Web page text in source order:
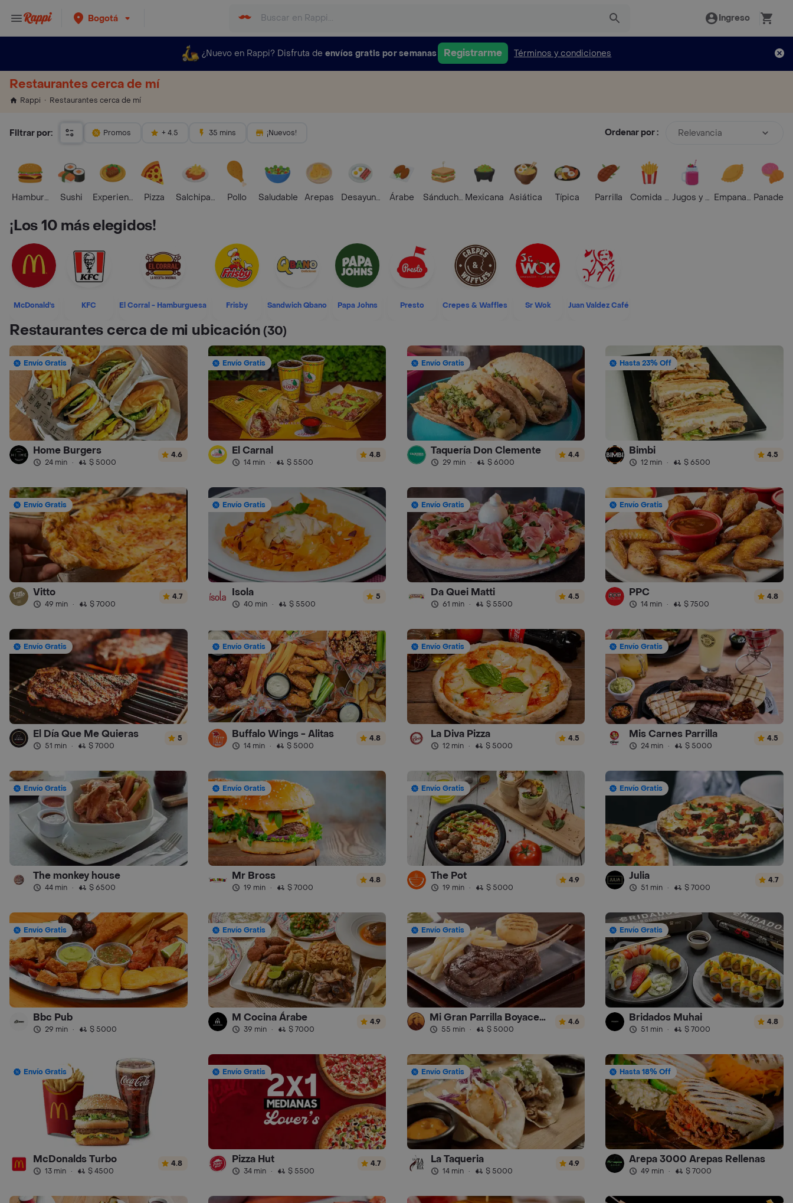
Bogotá Ingreso
¿Nuevo en Rappi? Disfruta de envíos gratis por semanas Registrarme Términos y condiciones
Restaurantes cerca de mí
Rappi Restaurantes cerca de mí
Filtrar por: Promos + 4.5 35 mins ¡Nuevos! Ordenar por : Relevancia
HamburguesaSushi Experiencias Foodies
Pizza Salchipapas Pollo Saludable Arepas Desayunos Árabe SánduchesMexicana Asiática Típica Parrilla Comida RápidaJugos y BatidosEmpanadasPanadería
¡Los 10 más elegidos!
McDonald's KFC El Corral - Hamburguesa Frisby Sandwich Qbano Papa Johns Presto Crepes & Waffles Sr Wok Juan Valdez Café
Restaurantes cerca de mi ubicación(30)
Envío Gratis
Home Burgers
24 min · $ 5000
4.6
Envío Gratis
El Carnal
14 min · $ 5500
4.8
Envío Gratis
Taquería Don Clemente
29 min · $ 6000
4.4
Hasta 23% Off
Bimbi
12 min · $ 6500
4.5
Envío Gratis
Vitto
49 min · $ 7000
4.7
Envío Gratis
Isola
40 min · $ 5500
5
Envío Gratis
Da Quei Matti
61 min · $ 5500
4.5
Envío Gratis
PPC
14 min · $ 7500
4.8
Envío Gratis
El Día Que Me Quieras
51 min · $ 7000
5
Envío Gratis
Buffalo Wings - Alitas
14 min · $ 5000
4.8
Envío Gratis
La Diva Pizza
12 min · $ 5000
4.5
Envío Gratis
Mis Carnes Parrilla
24 min · $ 5000
4.5
Envío Gratis
The monkey house
44 min · $ 6500
Envío Gratis
Mr Bross
19 min · $ 7000
4.8
Envío Gratis
The Pot
19 min · $ 5000
4.9
Envío Gratis
Julia
51 min · $ 7000
4.7
Envío Gratis
Bbc Pub
29 min · $ 5000
Envío Gratis
M Cocina Árabe
39 min · $ 7000
4.9
Envío Gratis
Mi Gran Parrilla Boyacense
55 min · $ 5000
4.6
Envío Gratis
Bridados Muhai
51 min · $ 7000
4.8
Envío Gratis
McDonalds Turbo
13 min · $ 4500
4.8
Envío Gratis
Pizza Hut
34 min · $ 5500
4.7
Envío Gratis
La Taqueria
14 min · $ 5000
4.9
Hasta 18% Off
Arepa 3000 Arepas Rellenas
49 min · $ 7000